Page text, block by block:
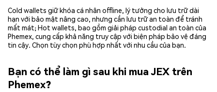
Cold wallets giữ khóa cá nhân offline, lý tưởng cho lưu trữ dài
hạn với bảo mật nâng cao, nhưng cần lưu trữ an toàn để tránh
mất mát; Hot wallets, bao gồm giải pháp custodial an toàn của
Phemex, cung cấp khả năng truy cập với biện pháp bảo vệ đáng
tin cậy. Chọn tùy chọn phù hợp nhất với nhu cầu của bạn.
Bạn có thể làm gì sau khi mua JEX trên
Phemex?